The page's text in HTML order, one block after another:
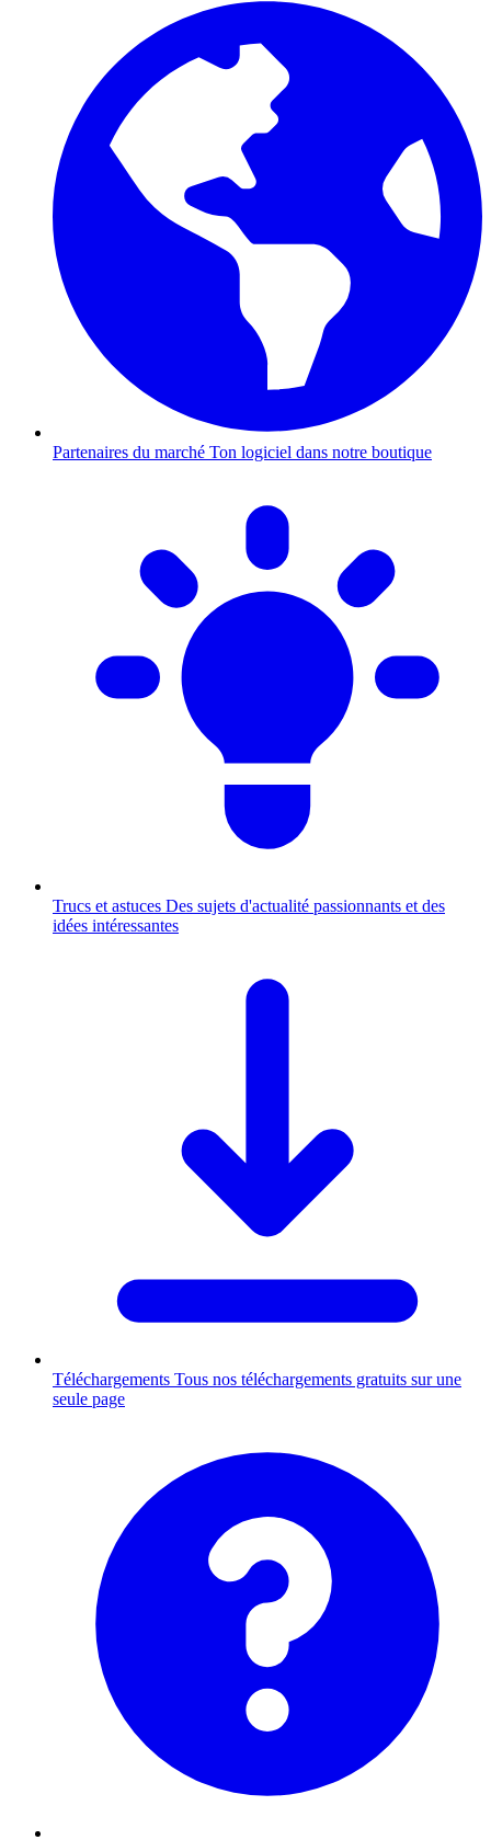
Partenaires du marché Ton logiciel dans notre boutique
Trucs et astuces Des sujets d'actualité passionnants et des
idées intéressantes
Téléchargements Tous nos téléchargements gratuits sur une
seule page